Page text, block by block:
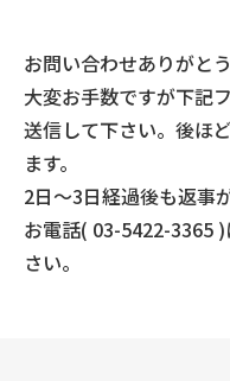
お問い合わせありがと
大変お手数ですが下記
送信して下さい。後ほ
ます。
2日～3日経過後も返事
お電話( 03-5422-3365
さい。